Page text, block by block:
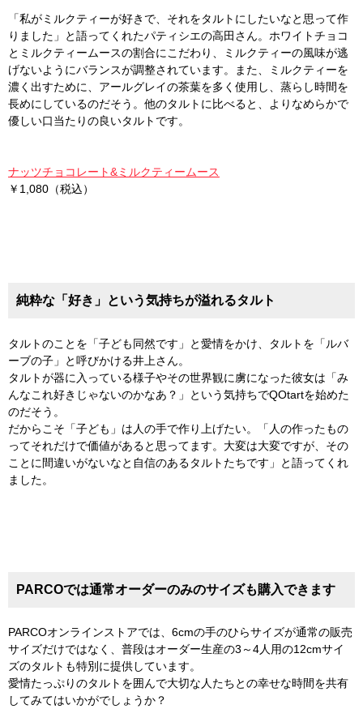
「私がミルクティーが好きで、それをタルトにしたいなと思って作
りました」と語ってくれたパティシエの高田さん。ホワイトチョコ
とミルクティームースの割合にこだわり、ミルクティーの風味が逃
げないようにバランスが調整されています。また、ミルクティーを
濃く出すために、アールグレイの茶葉を多く使用し、蒸らし時間を
長めにしているのだそう。他のタルトに比べると、よりなめらかで
優しい口当たりの良いタルトです。
ナッツチョコレート&ミルクティームース
￥1,080（税込）
純粋な「好き」という気持ちが溢れるタルト
タルトのことを「子ども同然です」と愛情をかけ、タルトを「ルバ
ーブの子」と呼びかける井上さん。
タルトが器に入っている様子やその世界観に虜になった彼女は「み
んなこれ好きじゃないのかなあ？」という気持ちでQOtartを始めた
のだそう。
だからこそ「子ども」は人の手で作り上げたい。「人の作ったもの
ってそれだけで価値があると思ってます。大変は大変ですが、その
ことに間違いがないなと自信のあるタルトたちです」と語ってくれ
ました。
PARCOでは通常オーダーのみのサイズも購入できます
PARCOオンラインストアでは、6cmの手のひらサイズが通常の販売
サイズだけではなく、普段はオーダー生産の3～4人用の12cmサイ
ズのタルトも特別に提供しています。
愛情たっぷりのタルトを囲んで大切な人たちとの幸せな時間を共有
してみてはいかがでしょうか？